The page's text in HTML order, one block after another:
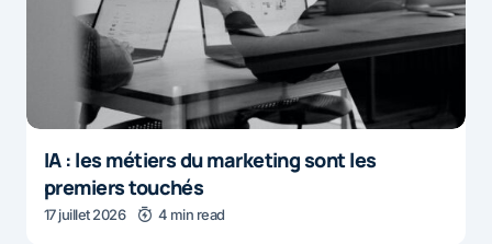
IA : les métiers du marketing sont les
premiers touchés
17 juillet 2026 4 min read